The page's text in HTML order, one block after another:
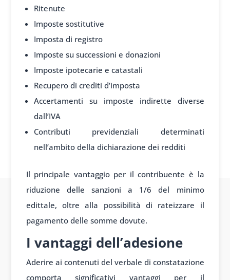
Ritenute
Imposte sostitutive
Imposta di registro
Imposte su successioni e donazioni
Imposte ipotecarie e catastali
Recupero di crediti d’imposta
Accertamenti su imposte indirette diverse
dall’IVA
Contributi previdenziali determinati
nell’ambito della dichiarazione dei redditi
Il principale vantaggio per il contribuente è la
riduzione delle sanzioni a 1/6 del minimo
edittale, oltre alla possibilità di rateizzare il
pagamento delle somme dovute.
I vantaggi dell’adesione
Aderire ai contenuti del verbale di constatazione
comporta significativi vantaggi per il